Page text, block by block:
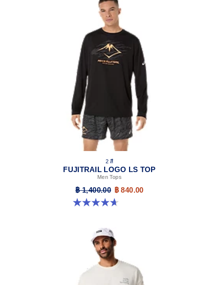
2 สี
FUJITRAIL LOGO LS TOP
Men Tops
฿ 1,400.00 ฿ 840.00
4.7 จาก 5 ดาว 22 รีวิว